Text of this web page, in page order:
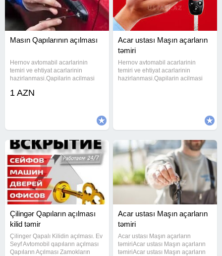
Masın Qapılarının açılması
Hernov avtomabil acarlarinin
temiri ve ehtiyat acarlarinin
hazirlanmasi.Qapilarin acilmasi
#cilingerusta
1 AZN
Acar ustası Maşın açarların
təmiri
Hernov avtomabil acarlarinin
temiri ve ehtiyat acarlarinin
hazirlanmasi.Qapilarin acilmasi
Çilingər Qapıların açılması
kilid təmir
Çilinger Qapalı Kilidin açılması. Ev
Seyf Avtomobil qapıların açılması
Qapıların Açılması Zamokların
Acar ustası Maşın açarların
təmiri
Acar ustası Maşın açarların
təmiriAcar ustası Maşın açarların
təmiriAcar ustası Maşın açarların